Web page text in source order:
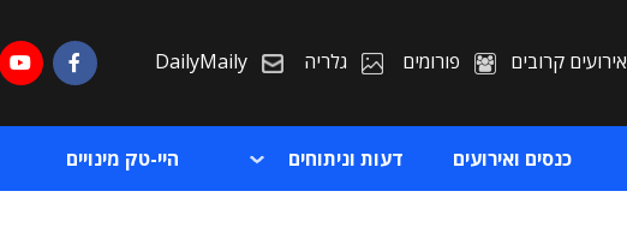
אירועים קרובים פורומים גלריה DailyMaily
כנסים ואירועים דעות וניתוחים היי-טק מינויים